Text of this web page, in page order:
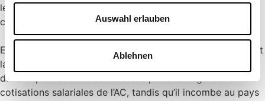
Auswahl erlauben
Ablehnen
lesquels l’activité est exercée participent en partie aux
cotisations de l’AC.
En vertu de la réglementation de l’UE, le principe régissant
la situation des frontaliers au chômage veut que l’État
dans lequel l’activité est exercée prélève et garde les
cotisations salariales de l’AC, tandis qu’il incombe au pays